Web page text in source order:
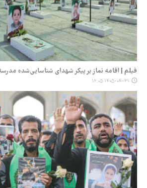
فیلم | اقامه نماز بر پیکر شهدای شناسایی‌شده
۱۴۰۵-۰۴-۳۱ ۱۲:۰۵